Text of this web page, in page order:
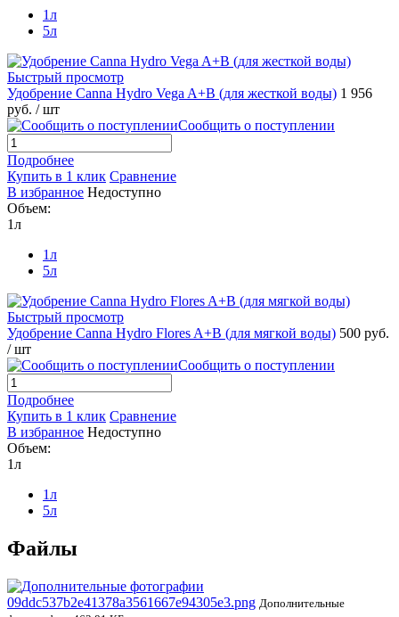
1л
5л
Быстрый просмотр
Удобрение Canna Hydro Vega A+B (для жесткой воды) 1 956
руб. / шт
Сообщить о поступлении
Подробнее
Купить в 1 клик Сравнение
В избранное Недоступно
Объем:
1л
1л
5л
Быстрый просмотр
Удобрение Canna Hydro Flores A+B (для мягкой воды) 500 руб.
/ шт
Сообщить о поступлении
Подробнее
Купить в 1 клик Сравнение
В избранное Недоступно
Объем:
1л
1л
5л
Файлы
09ddc537b2e41378a3561667e94305e3.png Дополнительные